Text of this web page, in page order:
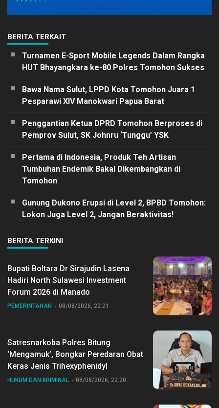
BERITA TERKAIT
Turnamen E-Sport Mobile Legends Dalam Rangka
HUT Bhayangkara ke-80 Polres Tomohon Sukses
Bawa Nama Sulut, LPPD Kota Tomohon Juara 1
Pesparawi XIV Manokwari Papua Barat
Penggantian Ketua DPRD Tomohon Berproses di
Pemprov Sulut, SK Johnru ‘Tunggu’ YSK
Pertama di Indonesia, Produk Teh Artisan
Tumbuhan Endemik Bakal Dikembangkan di
Tomohon
Gunung Dukono Erupsi di Level 2, BPBD Tomohon:
Lokon Juga Level 2, Jangan Beraktivitas!
BERITA TERKINI
Bupati Boltara Dr Sirajudin Lasena
Hadiri North Sulawesi Investment
Forum 2026 di Manado
PEMERINTAHAN 08/08/2026, 22:21
Satresnarkoba Polres Bitung
‘Mengamuk’, Bongkar Peredaran Obat
Keras Jenis Trihexyphenidyl
HUKUM DAN KRIMINAL 08/08/2026, 22:20